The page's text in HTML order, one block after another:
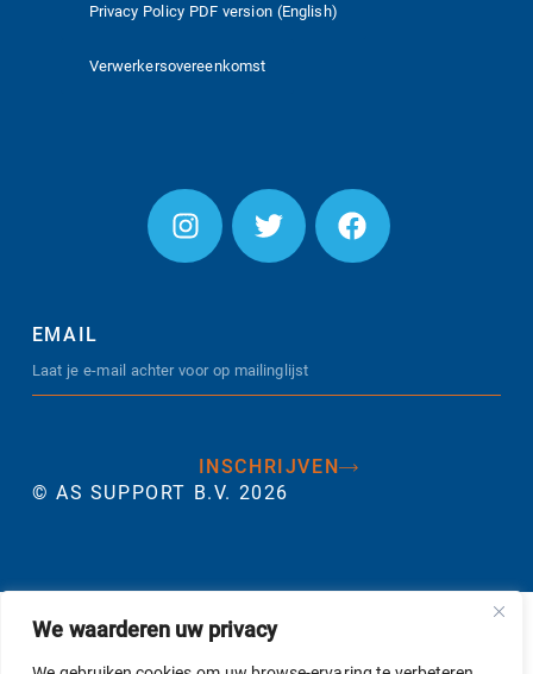
We waarderen uw privacy
EMAIL
INSCHRIJVEN
© AS SUPPORT B.V. 2026
Privacy Policy PDF version (English)
Verwerkersovereenkomst